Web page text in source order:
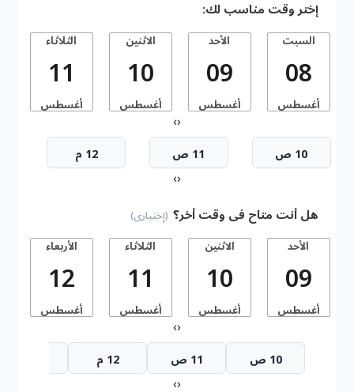
إختر وقت مناسب لك:
السبت
08
أغسطس
الأحد
09
أغسطس
الاثنين
10
أغسطس
الثلاثاء
11
أغسطس
‹
›
10 ص 11 ص 12 م
‹
›
هل أنت متاح فى وقت أخر؟ (إختيارى)
الأحد
09
أغسطس
الاثنين
10
أغسطس
الثلاثاء
11
أغسطس
الأربعاء
12
أغسطس
‹
›
10 ص 11 ص 12 م
‹
›